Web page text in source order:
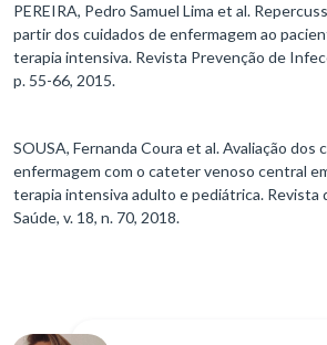
PEREIRA, Pedro Samuel Lima et al.
partir dos cuidados de enfermagem ao
terapia intensiva. Revista Prevenção de
p. 55-66, 2015.
SOUSA, Fernanda Coura et al. Avaliação dos
enfermagem com o cateter venoso central
terapia intensiva adulto e pediátrica. Revista
Saúde, v. 18, n. 70, 2018.